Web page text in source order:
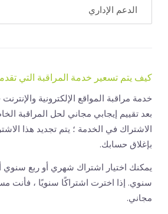
كيف يتم تسعير خدمة المراقبة التي
خدمة مراقبة المواقع الإلكترونية
بعد تقييم إيجابي مجاني لحل المراقبة
الاشتراك في الخدمة ؛ يتم تجديد هذا
بإغلاق حسابك.
يمكنك اختيار اشتراك شهري أو ربع
سنوي. إذا اخترت اشتراكًا سنويًا ،
مجاني.